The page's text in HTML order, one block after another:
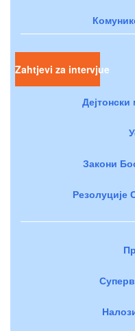
Zahtjevi za intervjue
Закони
Резолуције